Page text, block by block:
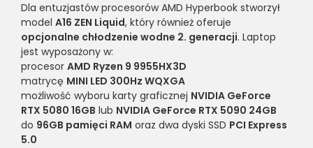
Dla entuzjastów procesorów AMD Hyperbook stworzył
model A16 ZEN Liquid, który również oferuje
opcjonalne chłodzenie wodne 2. generacji. Laptop
jest wyposażony w:
procesor AMD Ryzen 9 9955HX3D
matrycę MINI LED 300Hz WQXGA
możliwość wyboru karty graficznej NVIDIA GeForce
RTX 5080 16GB lub NVIDIA GeForce RTX 5090 24GB
do 96GB pamięci RAM oraz dwa dyski SSD PCI Express
5.0